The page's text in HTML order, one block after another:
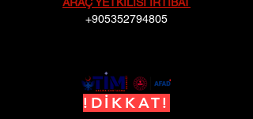
+905352794805
!DİKKAT!